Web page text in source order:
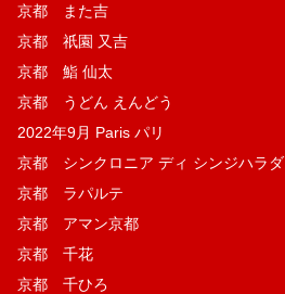
京都 また吉
京都 祇園 又吉
京都 鮨 仙太
京都 うどん えんどう
2022年9月 Paris パリ
京都 シンクロニア ディ シンジハラダ
京都 ラパルテ
京都 アマン京都
京都 千花
京都 千ひろ